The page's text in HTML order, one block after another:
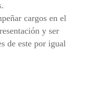
cargos en el
y ser
de este por igual